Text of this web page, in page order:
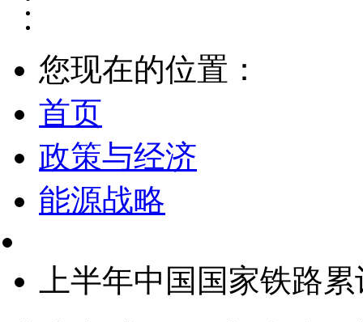
您现在的位置：
首页
政策与经济
能源战略
上半年中国国家铁路